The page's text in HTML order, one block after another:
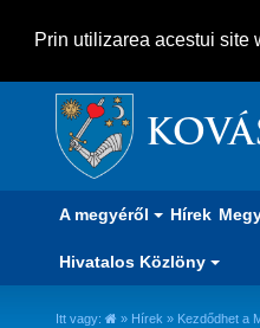
Prin utilizarea acestui site
A megyéről Hírek
Hivatalos Közlöny
Itt vagy: » Hírek » Kezdődhet a